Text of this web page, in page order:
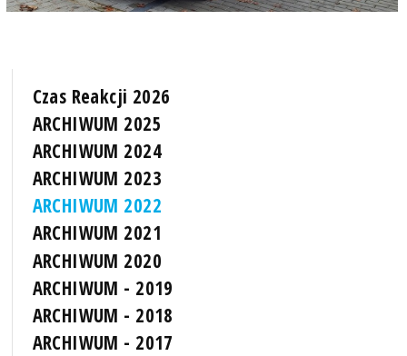
Czas Reakcji 2026
ARCHIWUM 2025
ARCHIWUM 2024
ARCHIWUM 2023
ARCHIWUM 2022
ARCHIWUM 2021
ARCHIWUM 2020
ARCHIWUM - 2019
ARCHIWUM - 2018
ARCHIWUM - 2017